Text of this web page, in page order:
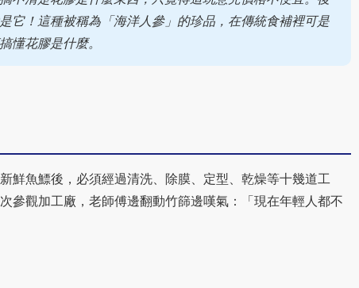
它！這種被稱為「海洋人參」的珍品，在傳統食補裡可是
懂花膠是什麼。
鮮魚鰾後，必須經過清洗、除膜、定型、乾燥等十幾道工
參觀加工廠，老師傅邊翻動竹篩邊嘆氣：「現在年輕人都不